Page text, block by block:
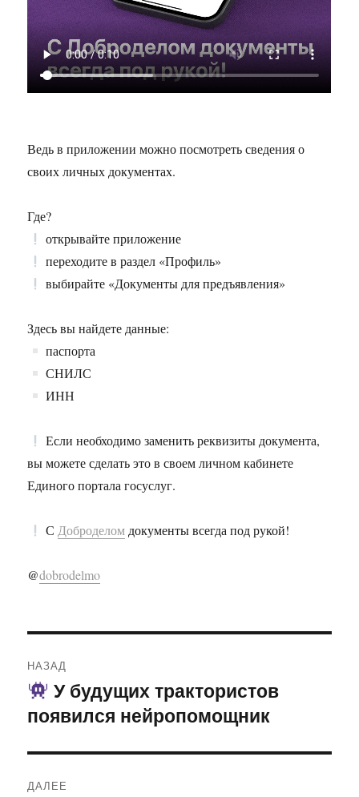
Ведь в приложении можно посмотреть сведения о
своих личных документах.
Где?
открывайте приложение
переходите в раздел «Профиль»
выбирайте «Документы для предъявления»
Здесь вы найдете данные:
паспорта
СНИЛС
ИНН
Если необходимо заменить реквизиты документа,
вы можете сделать это в своем личном кабинете
Единого портала госуслуг.
С Доброделомдокументы всегда под рукой!
@dobrodelmo
по
записям
НАЗАД
Предыдущая
запись:
У будущих трактористов
появился нейропомощник
ДАЛЕЕ